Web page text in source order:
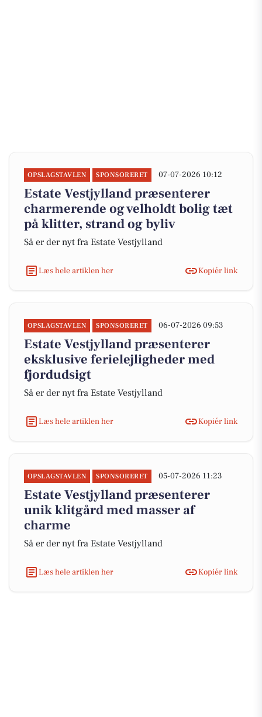
OPSLAGSTAVLEN SPONSORERET 07-07-2026 10:12
Estate Vestjylland præsenterer
charmerende og velholdt bolig tæt
på klitter, strand og byliv
Så er der nyt fra Estate Vestjylland
Læs hele artiklen her Kopiér link
OPSLAGSTAVLEN SPONSORERET 06-07-2026 09:53
Estate Vestjylland præsenterer
eksklusive ferielejligheder med
fjordudsigt
Så er der nyt fra Estate Vestjylland
Læs hele artiklen her Kopiér link
OPSLAGSTAVLEN SPONSORERET 05-07-2026 11:23
Estate Vestjylland præsenterer
unik klitgård med masser af
charme
Så er der nyt fra Estate Vestjylland
Læs hele artiklen her Kopiér link